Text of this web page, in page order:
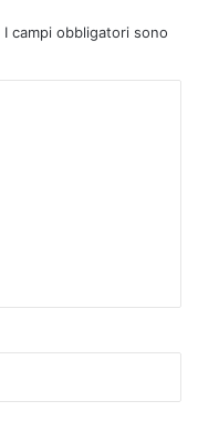
I campi obbligatori sono